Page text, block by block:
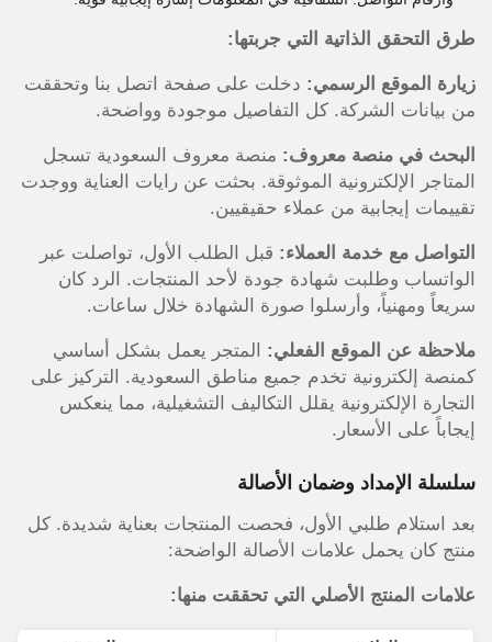
طرق التحقق الذاتية التي جربتها:
زيارة الموقع الرسمي: دخلت على صفحة اتصل بنا وتحققت
من بيانات الشركة. كل التفاصيل موجودة وواضحة.
البحث في منصة معروف: منصة معروف السعودية تسجل
المتاجر الإلكترونية الموثوقة. بحثت عن رايات العناية ووجدت
تقييمات إيجابية من عملاء حقيقيين.
التواصل مع خدمة العملاء: قبل الطلب الأول، تواصلت عبر
الواتساب وطلبت شهادة جودة لأحد المنتجات. الرد كان
سريعاً ومهنياً، وأرسلوا صورة الشهادة خلال ساعات.
ملاحظة عن الموقع الفعلي:
المتجر يعمل بشكل أساسي
كمنصة إلكترونية تخدم جميع مناطق السعودية. التركيز على
التجارة الإلكترونية يقلل التكاليف التشغيلية، مما ينعكس
إيجاباً على الأسعار.
سلسلة الإمداد وضمان الأصالة
بعد استلام طلبي الأول، فحصت المنتجات بعناية شديدة. كل
منتج كان يحمل علامات الأصالة الواضحة:
علامات المنتج الأصلي التي تحققت منها: